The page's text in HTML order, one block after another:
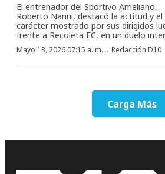
El entrenador del Sportivo Ameliano,
Roberto Nanni, destacó la actitud y el
carácter mostrado por sus dirigidos
frente a Recoleta FC, en un duelo
Mayo 13, 2026 07:15 a. m. · Redacción D10
Carga Más